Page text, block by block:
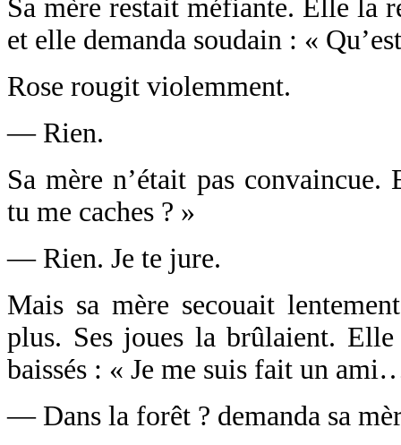
Sa mère restait méfiante. Elle la
et elle demanda soudain : «
Rose rougit violemment.
— Rien.
Sa mère n’était pas
tu me caches ? »
— Rien. Je te jure.
Mais sa mère secouait
plus. Ses joues la brûlaient.
baissés : « Je me suis fait un
— Dans la forêt ? demanda sa